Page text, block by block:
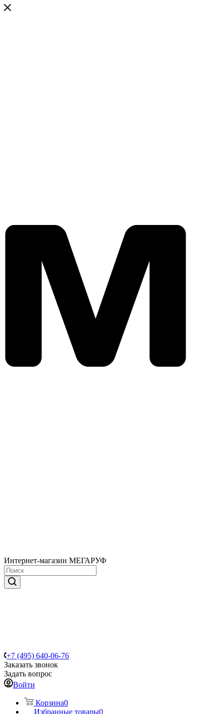
Интернет-магазин МЕГАРУФ
+7 (495) 640-06-76
Заказать звонок
Задать вопрос
Войти
Корзина0
Избранные товары0